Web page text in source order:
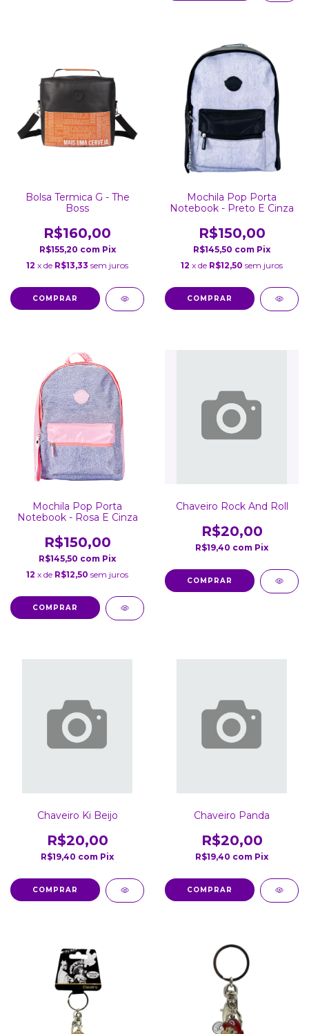
Bolsa Termica G - The
Boss
R$160,00
R$155,20 com Pix
12 x de R$13,33 sem juros
Mochila Pop Porta
Notebook - Preto E Cinza
R$150,00
R$145,50 com Pix
12 x de R$12,50 sem juros
Mochila Pop Porta
Notebook - Rosa E Cinza
R$150,00
R$145,50 com Pix
12 x de R$12,50 sem juros
Chaveiro Rock And Roll
R$20,00
R$19,40 com Pix
Chaveiro Ki Beijo
R$20,00
R$19,40 com Pix
Chaveiro Panda
R$20,00
R$19,40 com Pix